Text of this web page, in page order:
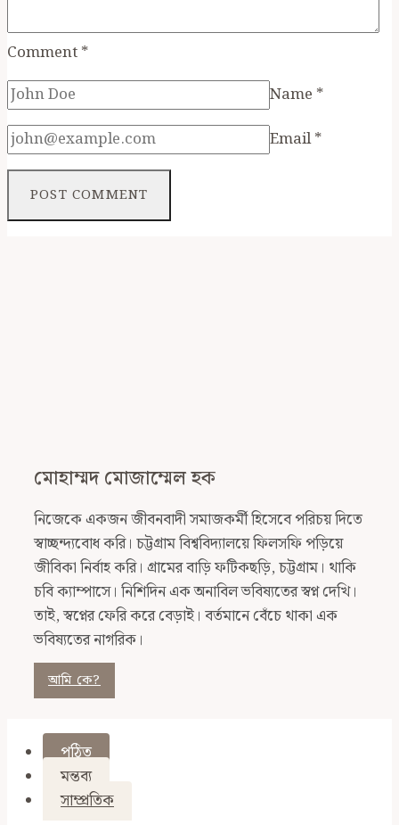
Comment*
Name *
Email*
মোহাম্মদ মোজাম্মেল হক
নিজেকে একজন জীবনবাদী সমাজকর্মী হিসেবে পরিচয় দিতে
স্বাচ্ছন্দ্যবোধ করি। চট্টগ্রাম বিশ্ববিদ্যালয়ে ফিলসফি পড়িয়ে
জীবিকা নির্বাহ করি। গ্রামের বাড়ি ফটিকছড়ি, চট্টগ্রাম। থাকি
চবি ক্যাম্পাসে। নিশিদিন এক অনাবিল ভবিষ্যতের স্বপ্ন দেখি।
তাই, স্বপ্নের ফেরি করে বেড়াই। বর্তমানে বেঁচে থাকা এক
ভবিষ্যতের নাগরিক।
আমি কে?
পঠিত
মন্তব্য
সাম্প্রতিক